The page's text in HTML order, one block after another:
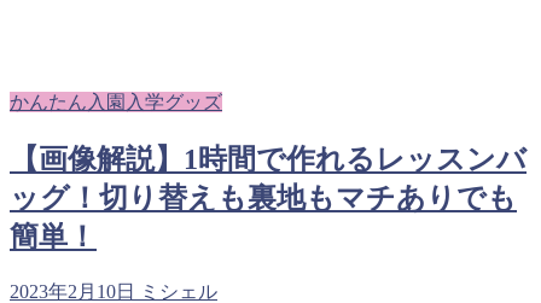
かんたん入園入学グッズ
【画像解説】1時間で作れるレッスンバ
ッグ！切り替えも裏地もマチありでも
簡単！
2023年2月10日
ミシェル